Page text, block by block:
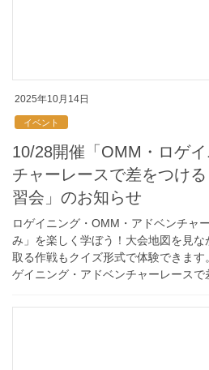
2025年10月14日
イベント
10/28開催「OMM・ロゲ
チャーレースで差をつけ
習会」のお知らせ
ロゲイニング・OMM・アドベンチャ
み」を楽しく学ぼう！大会地図を見
取る作戦もクイズ形式で体験できま
ゲイニング・アドベンチャーレース